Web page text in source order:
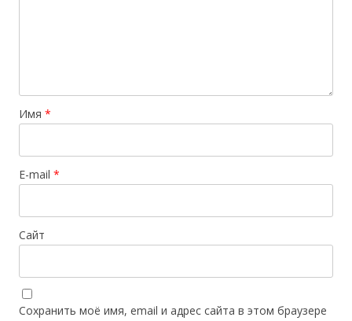
Имя *
E-mail *
Сайт
Сохранить моё имя, email и адрес сайта в этом браузере